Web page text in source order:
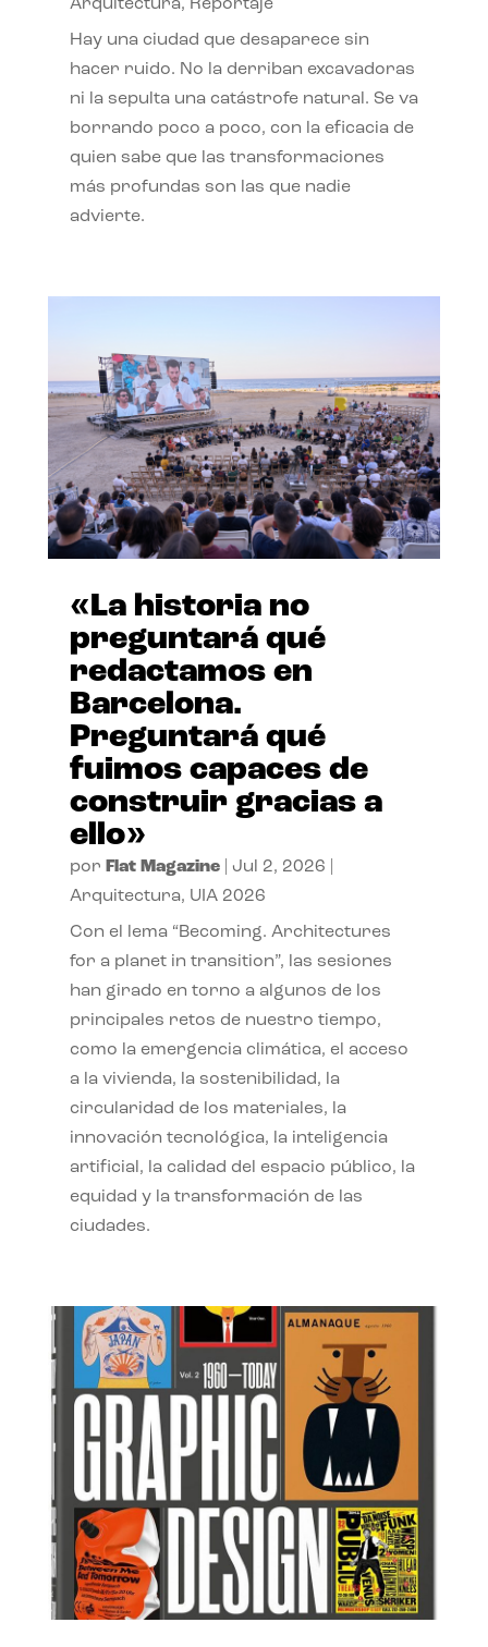
Arquitectura, Reportaje
Hay una ciudad que desaparece sin
hacer ruido. No la derriban excavadoras
ni la sepulta una catástrofe natural. Se va
borrando poco a poco, con la eficacia de
quien sabe que las transformaciones
más profundas son las que nadie
advierte.
«La historia no
preguntará qué
redactamos en
Barcelona.
Preguntará qué
fuimos capaces de
construir gracias a
ello»
por Flat Magazine| Jul 2, 2026
Arquitectura, UIA 2026
Con el lema “Becoming. Architectures
for a planet in transition”, las sesiones
han girado en torno a algunos de los
principales retos de nuestro tiempo,
como la emergencia climática, el acceso
a la vivienda, la sostenibilidad, la
circularidad de los materiales, la
innovación tecnológica, la inteligencia
artificial, la calidad del espacio público, la
equidad y la transformación de las
ciudades.